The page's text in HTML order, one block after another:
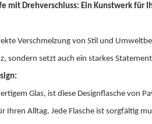
mit Drehverschluss: Ein Kunstwerk für
Verschmelzung von Stil und
sondern setzt auch ein starkes
Glas, ist diese Designflasche von
Ihren Alltag. Jede Flasche ist sorgfältig